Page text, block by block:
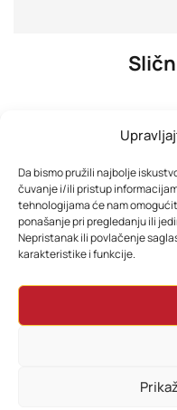
Da bismo pružili najbolje
čuvanje i/ili pristup
tehnologijama će nam
ponašanje pri pregledanju ili
Nepristanak ili povlačenje
karakteristike i funkcije.